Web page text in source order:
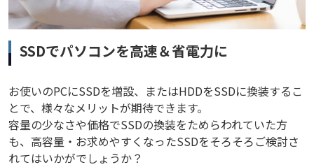
SSDでパソコンを高速＆省電力に
お使いのPCにSSDを増設、またはHDDをSSDに換装するこ
とで、様々なメリットが期待できます。
容量の少なさや価格でSSDの換装をためらわれていた方
も、高容量・お求めやすくなったSSDをそろそろご検討さ
れてはいかがでしょうか？